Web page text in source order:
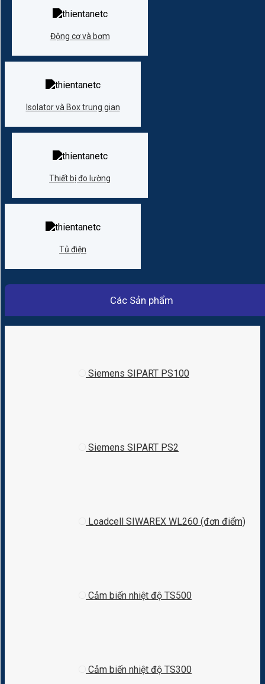
Động cơ và bơm
Isolator và Box trung gian
Thiết bị đo lường
Tủ điện
Các Sản phẩm
Siemens SIPART PS100
Siemens SIPART PS2
Loadcell SIWAREX WL260 (đơn điểm)
Cảm biến nhiệt độ TS500
Cảm biến nhiệt độ TS300